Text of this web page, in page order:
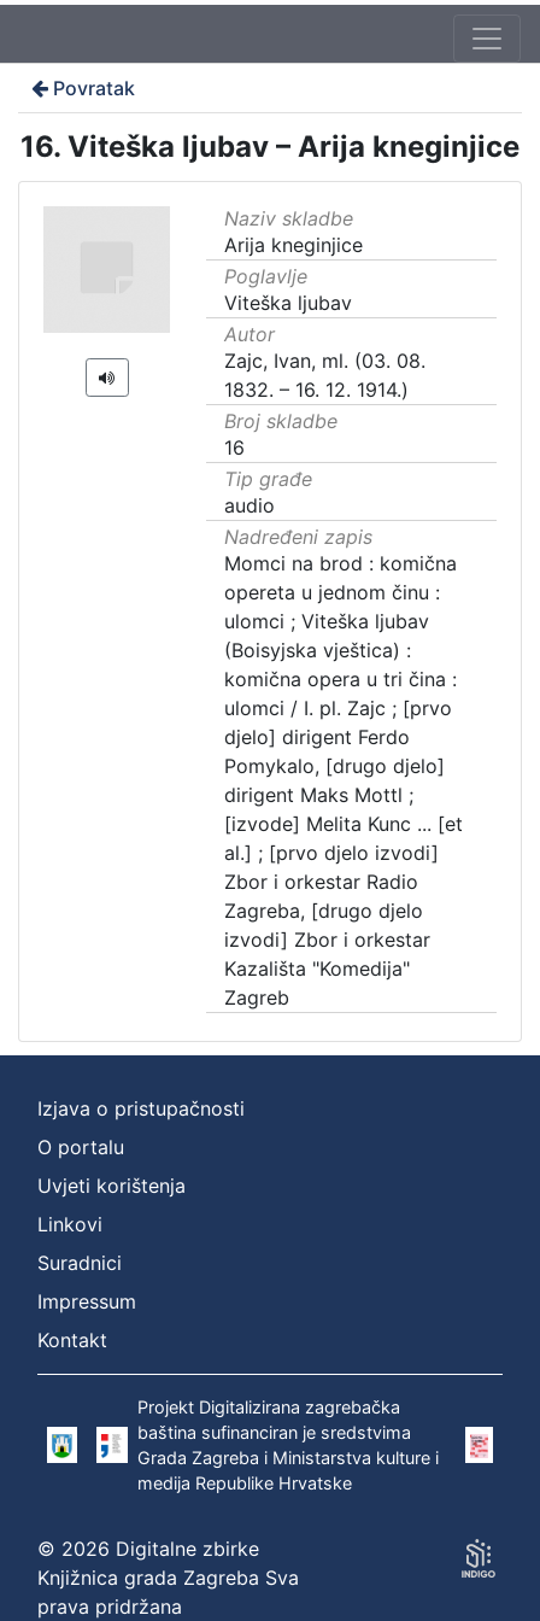
Povratak
16. Viteška ljubav – Arija kneginjice
Naziv skladbe
Arija kneginjice
Poglavlje
Viteška ljubav
Autor
Zajc, Ivan, ml. (03. 08.
1832. – 16. 12. 1914.)
Broj skladbe
16
Tip građe
audio
Nadređeni zapis
Momci na brod : komična
opereta u jednom činu :
ulomci ; Viteška ljubav
(Boisyjska vještica) :
komična opera u tri čina :
ulomci / I. pl. Zajc ; [prvo
djelo] dirigent Ferdo
Pomykalo, [drugo djelo]
dirigent Maks Mottl ;
[izvode] Melita Kunc ... [et
al.] ; [prvo djelo izvodi]
Zbor i orkestar Radio
Zagreba, [drugo djelo
izvodi] Zbor i orkestar
Kazališta "Komedija"
Zagreb
Izjava o pristupačnosti
O portalu
Uvjeti korištenja
Linkovi
Suradnici
Impressum
Kontakt
Projekt Digitalizirana zagrebačka
baština sufinanciran je sredstvima
Grada Zagreba i Ministarstva kulture i
medija Republike Hrvatske
© 2026 Digitalne zbirke
Knjižnica grada Zagreba Sva
prava pridržana